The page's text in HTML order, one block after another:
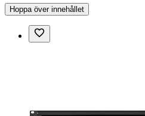
Hoppa över innehållet